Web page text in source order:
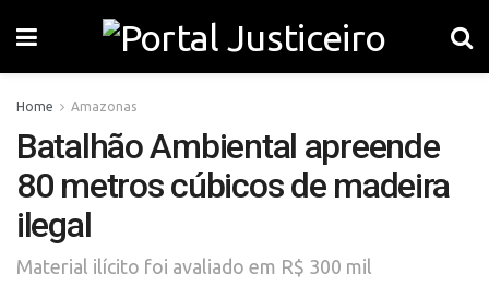
Home Amazonas
Batalhão Ambiental apreende
80 metros cúbicos de madeira
ilegal
Material ilícito foi avaliado em R$ 300 mil